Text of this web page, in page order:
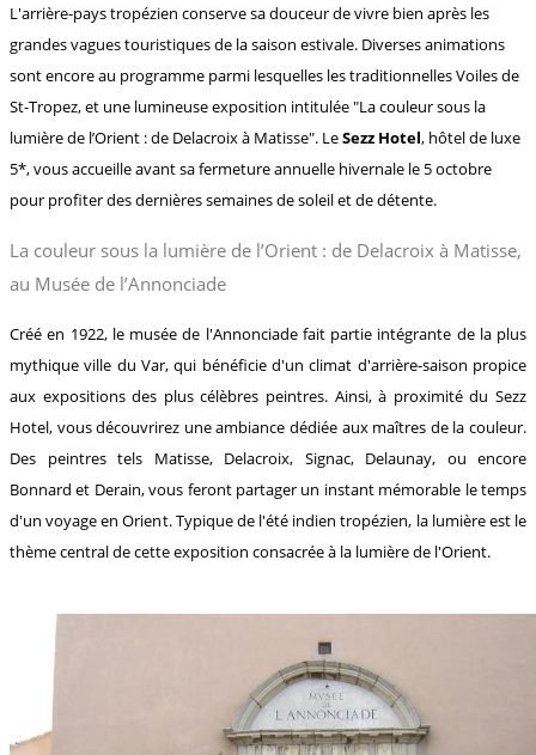
L'arrière-pays tropézien conserve sa douceur de vivre bien après les
grandes vagues touristiques de la saison estivale. Diverses animations
sont encore au programme parmi lesquelles les traditionnelles Voiles de
St-Tropez, et une lumineuse exposition intitulée "La couleur sous la
lumière de l’Orient : de Delacroix à Matisse". LeSezz Hotel, hôtel de luxe
5*, vous accueille avant sa fermeture annuelle hivernale le 5 octobre
pour profiter des dernières semaines de soleil et de détente.
La couleur sous la lumière de l’Orient : de Delacroix à Matisse,
au Musée de l’Annonciade
Créé en 1922, le musée de l'Annonciade fait partie intégrante de la plus
mythique ville du Var, qui bénéficie d'un climat d'arrière-saison propice
aux expositions des plus célèbres peintres. Ainsi, à proximité du Sezz
Hotel, vous découvrirez une ambiance dédiée aux maîtres de la couleur.
Des peintres tels Matisse, Delacroix, Signac, Delaunay, ou encore
Bonnard et Derain, vous feront partager un instant mémorable le temps
d'un voyage en Orient. Typique de l'été indien tropézien, la lumière est le
thème central de cette exposition consacrée à la lumière de l'Orient.